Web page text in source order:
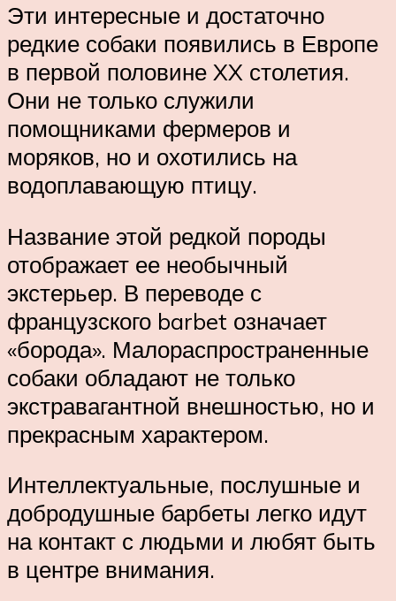
Эти интересные и достаточно
редкие собаки появились в Европе
в первой половине XX столетия.
Они не только служили
помощниками фермеров и
моряков, но и охотились на
водоплавающую птицу.
Название этой редкой породы
отображает ее необычный
экстерьер. В переводе с
французского barbet означает
«борода». Малораспространенные
собаки обладают не только
экстравагантной внешностью, но и
прекрасным характером.
Интеллектуальные, послушные и
добродушные барбеты легко идут
на контакт с людьми и любят быть
в центре внимания.